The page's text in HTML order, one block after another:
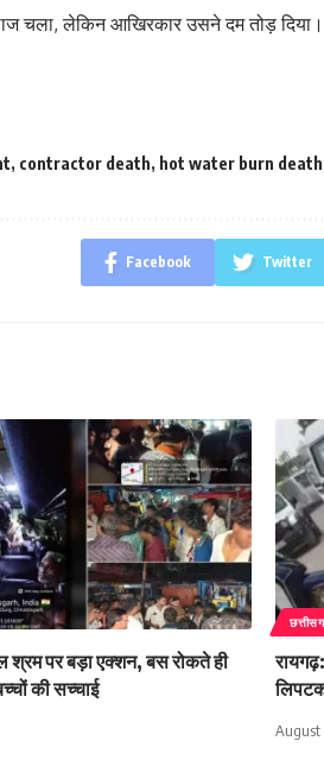
चला, लेकिन आखिरकार उसने दम तोड़ दिया।
, contractor death, hot water burn death
Facebook Twitter
श्रम पर बड़ा एक्शन, बस रोकते ही
की सच्चाई
August